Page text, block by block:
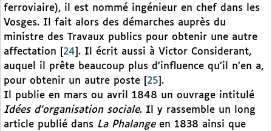
ferroviaire), il est nommé ingénieur en chef dans les
Vosges. Il fait alors des démarches auprès du
ministre des Travaux publics pour obtenir une autre
affectation
24 . Il écrit aussi à Victor Considerant,
auquel il prête beaucoup plus d’influence qu’il n’en a,
pour obtenir un autre poste
25 .
Il publie en mars ou avril 1848 un ouvrage intitulé
Idées d’organisation sociale. Il y rassemble un long
article publié dans La Phalange en 1838 ainsi que